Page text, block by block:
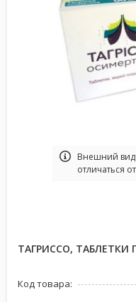
Bнешний вид
отличаться
ТАГРИССО, ТАБЛЕТКИ
Код товара: